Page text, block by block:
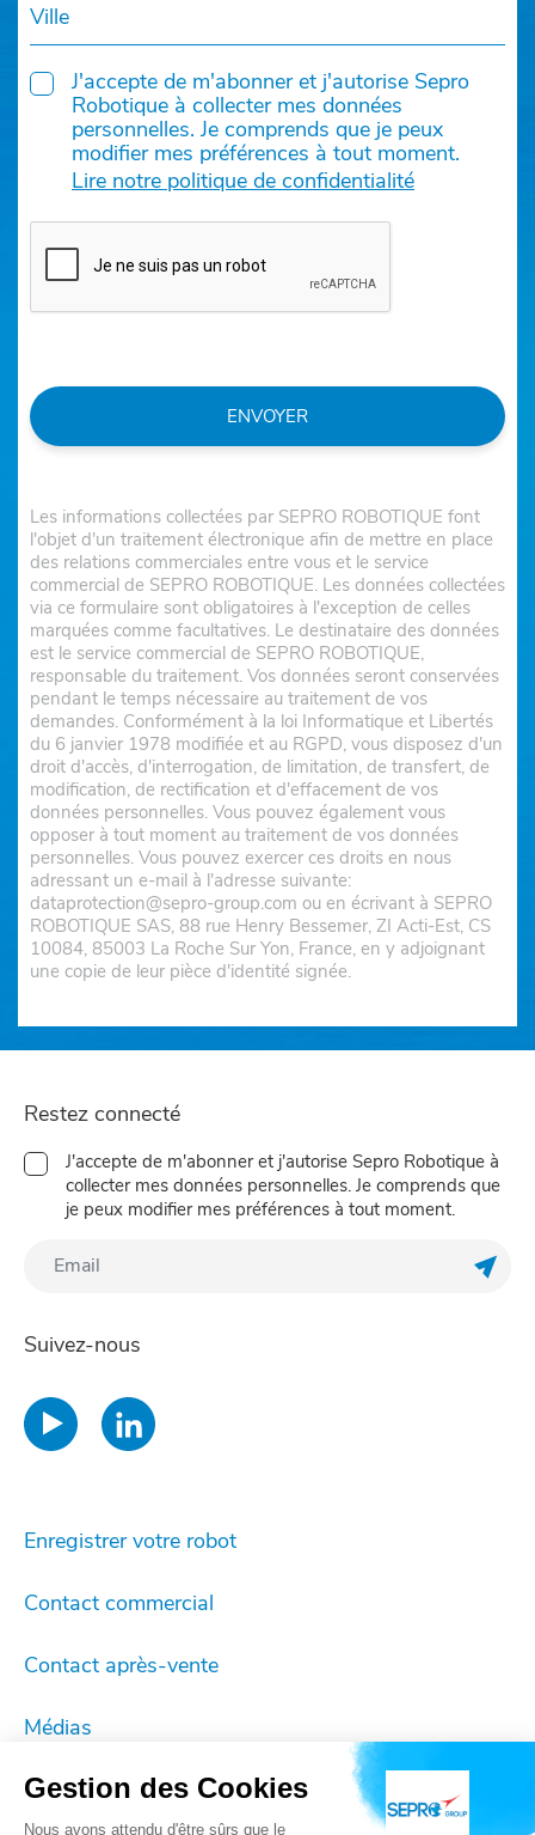
Ville
J'accepte de m'abonner et j'autorise Sepro
Robotique à collecter mes données
personnelles. Je comprends que je peux
modifier mes préférences à tout moment.
Lire notre politique de confidentialité
ENVOYER
Les informations collectées par SEPRO ROBOTIQUE font
l'objet d'un traitement électronique afin de mettre en place
des relations commerciales entre vous et le service
commercial de SEPRO ROBOTIQUE. Les données collectées
via ce formulaire sont obligatoires à l'exception de celles
marquées comme facultatives. Le destinataire des données
est le service commercial de SEPRO ROBOTIQUE,
responsable du traitement. Vos données seront conservées
pendant le temps nécessaire au traitement de vos
demandes. Conformément à la loi Informatique et Libertés
du 6 janvier 1978 modifiée et au RGPD, vous disposez d'un
droit d'accès, d'interrogation, de limitation, de transfert, de
modification, de rectification et d'effacement de vos
données personnelles. Vous pouvez également vous
opposer à tout moment au traitement de vos données
personnelles. Vous pouvez exercer ces droits en nous
adressant un e-mail à l'adresse suivante:
dataprotection@sepro-group.com ou en écrivant à SEPRO
ROBOTIQUE SAS, 88 rue Henry Bessemer, ZI Acti-Est, CS
10084, 85003 La Roche Sur Yon, France, en y adjoignant
une copie de leur pièce d'identité signée.
Restez connecté
J'accepte de m'abonner et j'autorise Sepro Robotique à
collecter mes données personnelles. Je comprends que
je peux modifier mes préférences à tout moment.
Suivez-nous
Enregistrer votre robot
Contact commercial
Contact après-vente
Médias
Mentions légales
Gestion des Cookies
Nous avons attendu d'être sûrs que le